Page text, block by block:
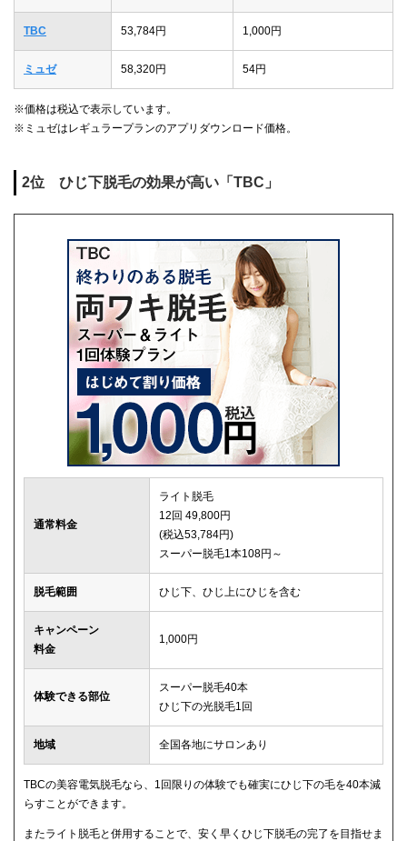
TBC 53,784円 1,000円
ミュゼ 58,320円 54円
※価格は税込で表示しています。
※ミュゼはレギュラープランのアプリダウンロード価格。
2位 ひじ下脱毛の効果が高い「TBC」
通常料金
ライト脱毛
12回 49,800円
(税込53,784円)
スーパー脱毛1本108円～
脱毛範囲 ひじ下、ひじ上にひじを含む
キャンペーン
料金
1,000円
体験できる部位
スーパー脱毛40本
ひじ下の光脱毛1回
地域 全国各地にサロンあり
TBCの美容電気脱毛なら、1回限りの体験でも確実にひじ下の毛を40本減
らすことができます。
またライト脱毛と併用することで、安く早くひじ下脱毛の完了を目指せま